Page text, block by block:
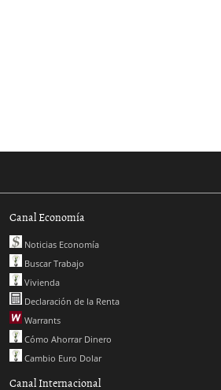
Canal Economía
Noticias Economía
Buscar Trabajo
Vivienda
Declaración de la Renta
Warrants
Cómo Ahorrar Dinero
Cambio Euro Dolar
Canal Internacional